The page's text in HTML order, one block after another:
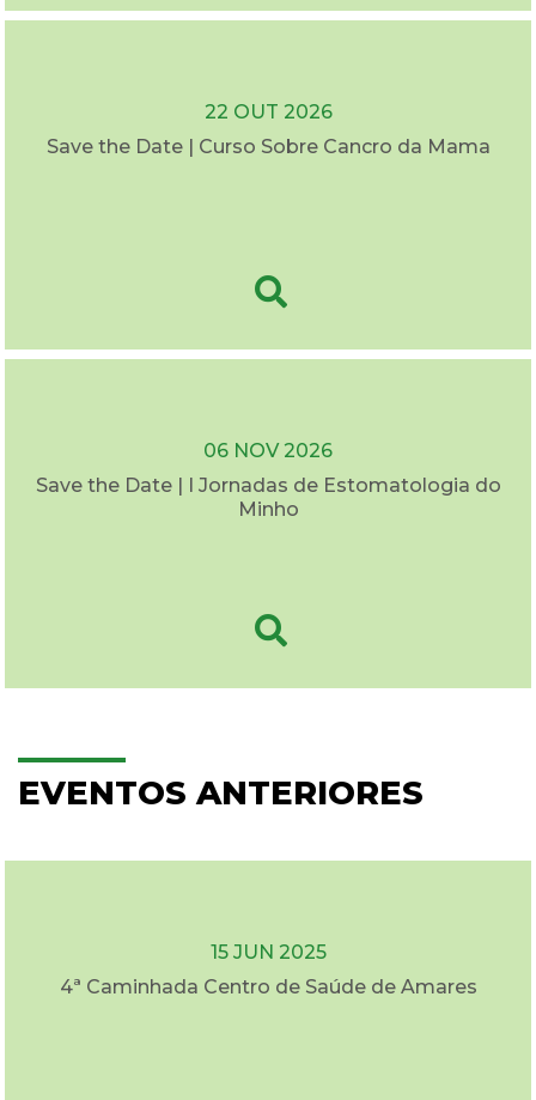
22 OUT 2026
Save the Date | Curso Sobre Cancro da Mama
06 NOV 2026
Save the Date | I Jornadas de Estomatologia do
Minho
EVENTOS ANTERIORES
15 JUN 2025
4ª Caminhada Centro de Saúde de Amares